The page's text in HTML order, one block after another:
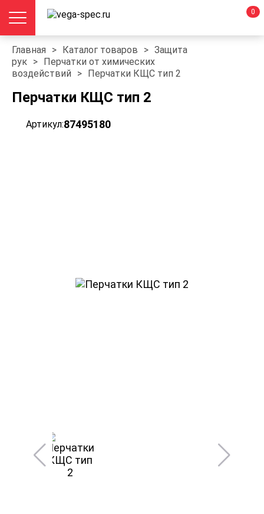
0
Главная > Каталог товаров > Защита
рук > Перчатки от химических
воздействий
> Перчатки КЩС тип 2
Перчатки КЩС тип 2
Артикул:87495180